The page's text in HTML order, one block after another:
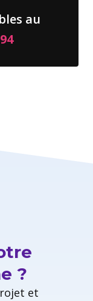
au
?
et